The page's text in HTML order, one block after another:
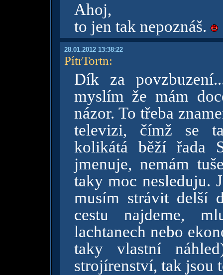
Ahoj,
to jen tak nepoznáš.
28.01.2012 13:38:22
PítrTortn:
Dík za
myslím že mám
názor. To třeba
televizi, čímž se
kolikátá běží řada
jmenuje, nemám
taky moc nesleduju.
musím strávit delší
cestu najdeme,
lachtanech nebo
taky vlastní
strojírenství, tak jsou